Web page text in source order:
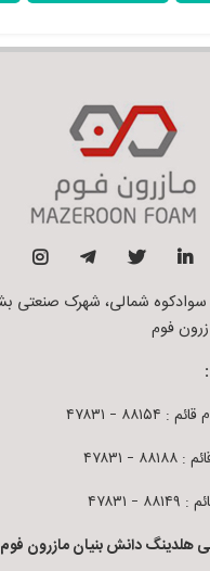
فوم
– ۴۷۸۳۱
– ۴۷۸۳۱
۴۷۸۳۱
هلدینگ دانش بنیان مازرون فوم